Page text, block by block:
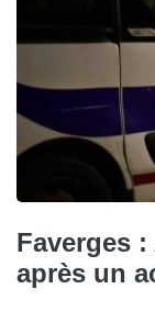
Faverges
après un